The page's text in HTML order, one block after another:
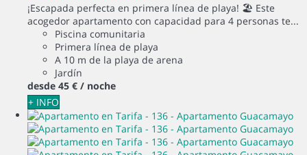
¡Escapada perfecta en primera línea de playa! 🏖️ Este
acogedor apartamento con capacidad para 4 personas te...
Piscina comunitaria
Primera línea de playa
A 10 m de la playa de arena
Jardín
desde 45 € / noche
+ INFO